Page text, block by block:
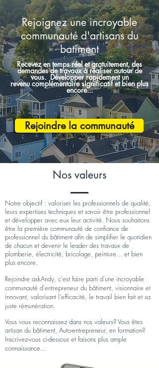
Recevez en temps réel et gratuitement, des
demandes de travaux à réaliser autour de
vous. Développer rapidement un
revenu complémentaire significatif et bien plus
encore...
Nos valeurs
Notre objectif : valoriser les professionnels de qualité,
leurs expertises techniques et savoir être professionnel
et développer avec eux leur activité. Nous souhaitons
être la première communauté de confiance de
professionnel du bâtiment afin de simplifier le quotidien
de chacun et devenir le leader des travaux de
plomberie, électricité, bricolage, peinture... et bien
plus encore.
Rejoindre askAndy, c'est faire parti d'une incroyable
communauté d'entrepreneur du bâtiment, visionnaire et
innovant, valorisant l'efficacité, le travail bien fait et sa
juste rémunération.
Vous vous reconnaissez dans nos valeurs? Vous êtes
artisan du bâtiment, Auto-entrepreneur, en formation?
Inscrivez-vous ci-dessous et faisons plus ample
connaissance...
Rejoignez une incroyable
communauté d'artisans du
batiment
Rejoindre la communauté